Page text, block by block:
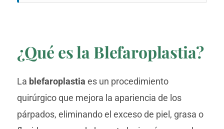
¿Qué es la Blefaroplastia?
La blefaroplastia es un procedimiento
quirúrgico que mejora la apariencia de los
párpados, eliminando el exceso de piel, grasa o